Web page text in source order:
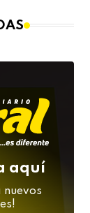
aquí
nuevos